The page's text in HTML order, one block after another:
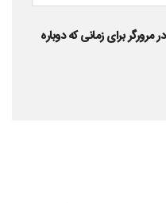
برای زمانی که دوباره